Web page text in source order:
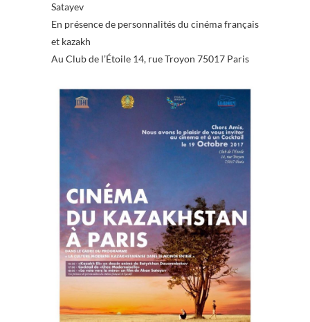
Satayev
En présence de personnalités du cinéma français
et kazakh
Au Club de l’Étoile 14, rue Troyon 75017 Paris